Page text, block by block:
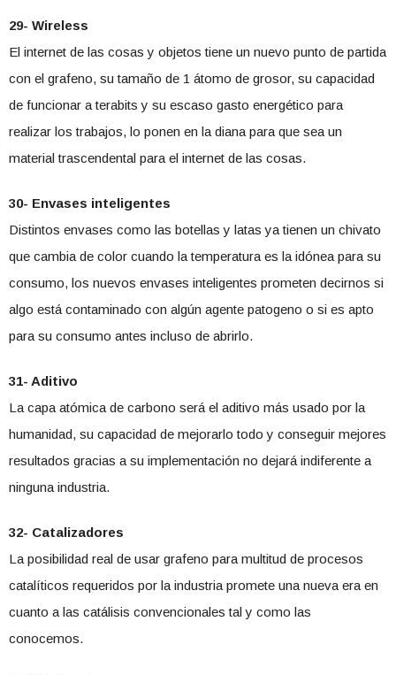
29- Wireless
El internet de las cosas y objetos tiene un nuevo punto de partida
con el grafeno, su tamaño de 1 átomo de grosor, su capacidad
de funcionar a terabits y su escaso gasto energético para
realizar los trabajos, lo ponen en la diana para que sea un
material trascendental para el internet de las cosas.
30- Envases inteligentes
Distintos envases como las botellas y latas ya tienen un chivato
que cambia de color cuando la temperatura es la idónea para su
consumo, los nuevos envases inteligentes prometen decirnos si
algo está contaminado con algún agente patogeno o si es apto
para su consumo antes incluso de abrirlo.
31- Aditivo
La capa atómica de carbono será el aditivo más usado por la
humanidad, su capacidad de mejorarlo todo y conseguir mejores
resultados gracias a su implementación no dejará indiferente a
ninguna industria.
32- Catalizadores
La posibilidad real de usar grafeno para multitud de procesos
catalíticos requeridos por la industria promete una nueva era en
cuanto a las catálisis convencionales tal y como las
conocemos.